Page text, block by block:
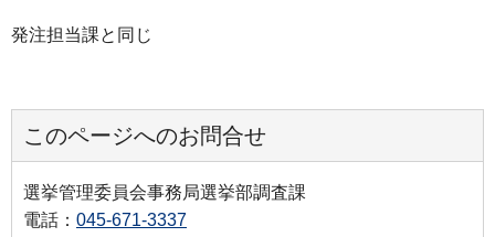
発注担当課と同じ
このページへのお問合せ
選挙管理委員会事務局選挙部調査課
電話： 045-671-3337